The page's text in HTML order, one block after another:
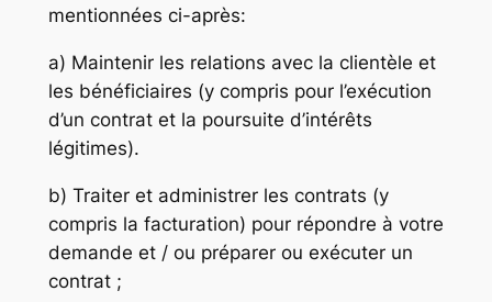
mentionnées ci-après:
a) Maintenir les relations avec la clientèle et
les bénéficiaires (y compris pour l’exécution
d’un contrat et la poursuite d’intérêts
légitimes).
b) Traiter et administrer les contrats (y
compris la facturation) pour répondre à votre
demande et / ou préparer ou exécuter un
contrat ;